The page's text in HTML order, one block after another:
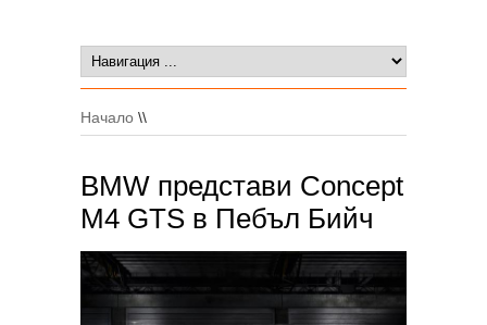
Начало \\
BMW представи Concept
M4 GTS в Пебъл Бийч